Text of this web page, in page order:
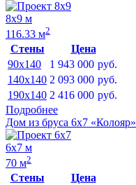
8х9 м
116.33 м2
Стены
Цена
90x140
1 943 000 руб.
140x140 2 093 000 руб.
190x140 2 416 000 руб.
Подробнее
Дом из бруса 6х7 «Колояр»
6х7 м
70 м2
Стены
Цена